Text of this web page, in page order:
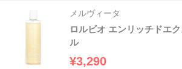
メルヴィータ
ロルビオ エンリッチドエ
ル
¥3,290